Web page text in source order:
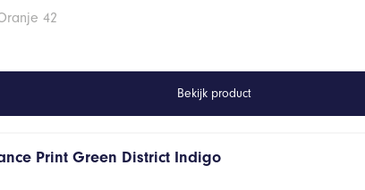
42
Bekijk product
Print Green District Indigo